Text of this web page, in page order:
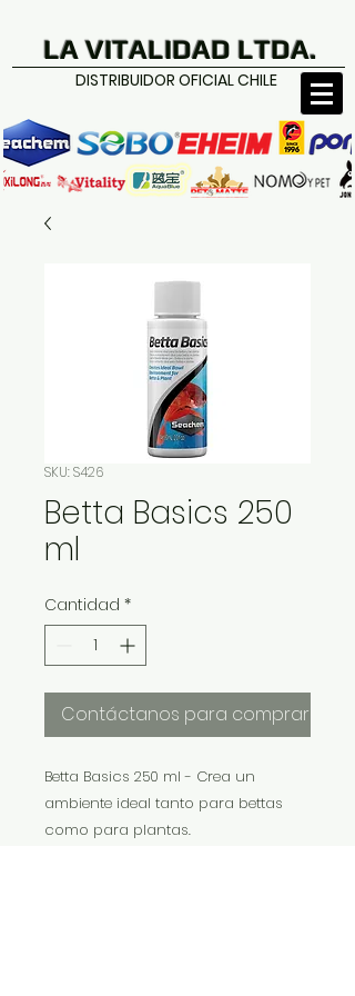
LA VITALIDAD LTDA.
DISTRIBUIDOR OFICIAL CHILE
SKU: S426
Betta Basics 250
ml
Cantidad *
Contáctanos para comprar
Betta Basics 250 ml - Crea un
ambiente ideal tanto para bettas
como para plantas.